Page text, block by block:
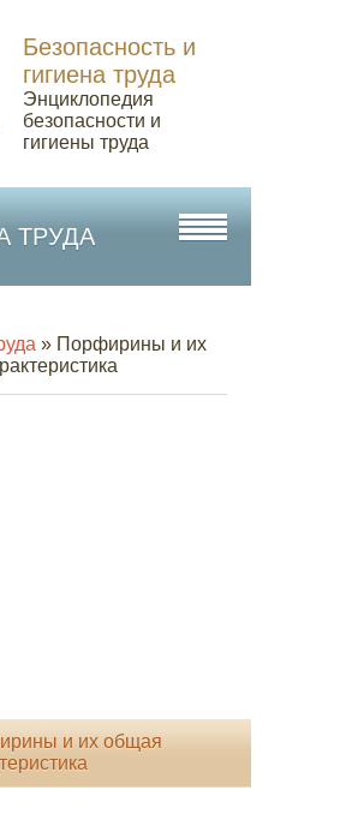
Безопасность и
гигиена труда
Энциклопедия
безопасности и
гигиены труда
ТРУДА
» Порфирины и их
и их общая